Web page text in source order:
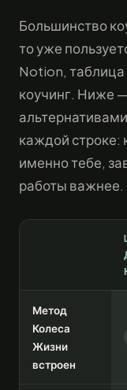
Большинство
то уже
Notion, таблица
коучинг. Ниже
каждой строке:
именно тебе,
работы важнее.
Метод
Колеса
Жизни
встроен